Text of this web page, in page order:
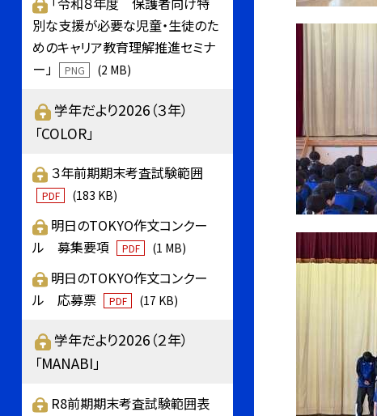
別な支援が必要な児童・生徒のた
めのキャリア教育理解推進セミナ
ー」
PNG (2 MB)
学年だより2026（３年）
「COLOR」
３年前期期末考査試験範囲
PDF (183 KB)
明日のTOKYO作文コンクー
ル 募集要項
PDF (1 MB)
明日のTOKYO作文コンクー
ル 応募票
PDF (17 KB)
学年だより2026（２年）
「MANABI」
R8前期期末考査試験範囲表